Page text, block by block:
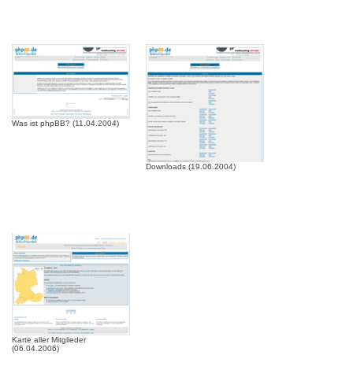
Was ist phpBB? (11.04.2004)
Downloads (19.06.2004)
Karte aller Mitglieder
(06.04.2006)